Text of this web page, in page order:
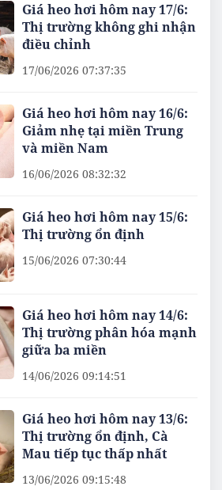
Giá heo hơi hôm nay 17/6:
Thị trường không ghi nhận
điều chỉnh
17/06/2026 07:37:35
Giá heo hơi hôm nay 16/6:
Giảm nhẹ tại miền Trung
và miền Nam
16/06/2026 08:32:32
Giá heo hơi hôm nay 15/6:
Thị trường ổn định
15/06/2026 07:30:44
Giá heo hơi hôm nay 14/6:
Thị trường phân hóa mạnh
giữa ba miền
14/06/2026 09:14:51
Giá heo hơi hôm nay 13/6:
Thị trường ổn định, Cà
Mau tiếp tục thấp nhất
13/06/2026 09:15:48